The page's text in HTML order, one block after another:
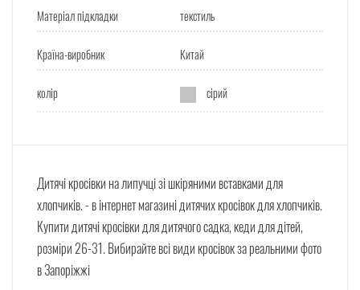
Матеріал підкладки текстиль
Країна-виробник Китай
колір сірий
Дитячі кросівки на липучці зі шкіряними вставками для
хлопчиків. - в інтернет магазині дитячих кросівок для хлопчиків.
Купити дитячі кросівки для дитячого садка, кеди для дітей,
розміри 26-31. Вибирайте всі види кросівок за реальними фото
в Запоріжжі